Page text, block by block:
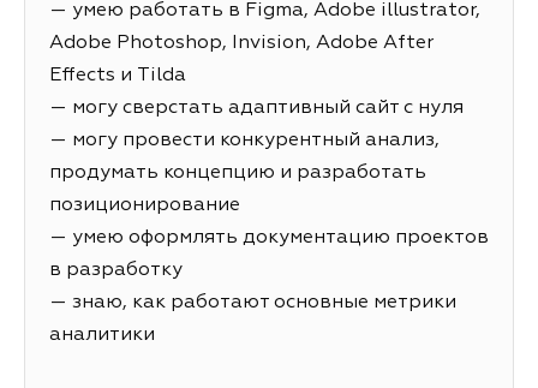
— умею работать в Figma, Adobe illustrator,
Adobe Photoshop, Invision, Adobe After
Effects и Tilda
— могу сверстать адаптивный сайт с нуля
— могу провести конкурентный анализ,
продумать концепцию и разработать
позиционирование
— умею оформлять документацию проектов
в разработку
— знаю, как работают основные метрики
аналитики